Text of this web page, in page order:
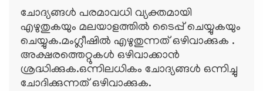
ചോദ്യങ്ങള്‍ പരമാവധി വ്യക്തമായി
എഴുതുകയും മലയാളത്തില്‍ ടൈപ്പ് ചെയ്യുകയും
ചെയ്യുക.മംഗ്ലീഷില്‍ എഴുതുന്നത് ഒഴിവാക്കുക .
അക്ഷരത്തെറ്റുകള്‍ ഒഴിവാക്കാന്‍
ശ്രദ്ധിക്കുക.ഒന്നിലധികം ചോദ്യങ്ങള്‍ ഒന്നിച്ചു
ചോദിക്കുന്നത് ഒഴിവാക്കുക.